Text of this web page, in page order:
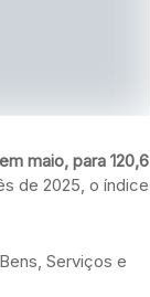
maio, para 120,6
de 2025, o índice
Serviços e